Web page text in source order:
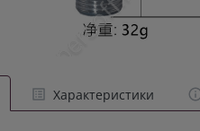
Характеристики